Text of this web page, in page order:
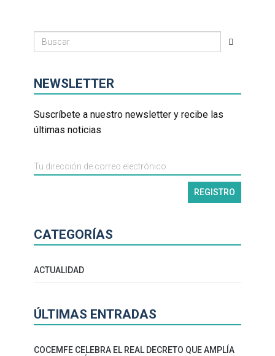
NEWSLETTER
Suscríbete a nuestro newsletter y recibe las
últimas noticias
CATEGORÍAS
ACTUALIDAD
ÚLTIMAS ENTRADAS
COCEMFE CELEBRA EL REAL DECRETO QUE AMPLÍA